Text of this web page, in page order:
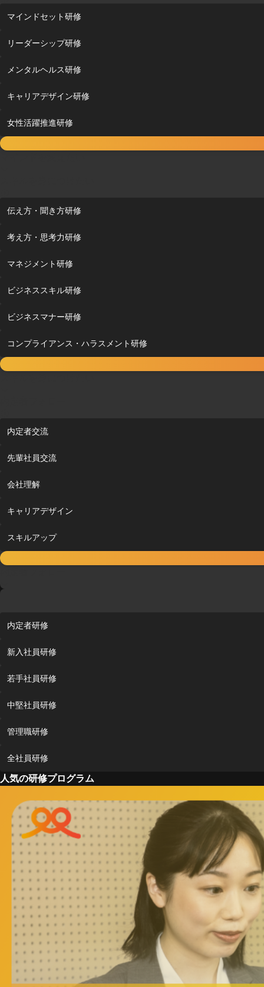
マインドセット研修
リーダーシップ研修
メンタルヘルス研修
キャリアデザイン研修
女性活躍推進研修
伝え方・聞き方研修
考え方・思考力研修
マネジメント研修
ビジネススキル研修
ビジネスマナー研修
コンプライアンス・ハラスメント研修
内定者交流
先輩社員交流
会社理解
キャリアデザイン
スキルアップ
内定者研修
新入社員研修
若手社員研修
中堅社員研修
管理職研修
全社員研修
人気の研修プログラム